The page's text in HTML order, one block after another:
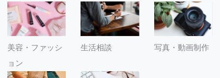
美容・ファッシ
ョン
生活相談 写真・動画制作